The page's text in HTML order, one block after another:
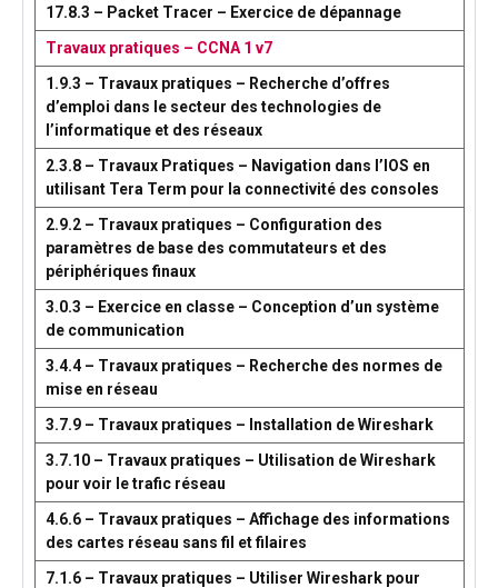
17.8.3 – Packet Tracer – Exercice de dépannage
Travaux pratiques – CCNA 1 v7
1.9.3 – Travaux pratiques – Recherche d’offres
d’emploi dans le secteur des technologies de
l’informatique et des réseaux
2.3.8 – Travaux Pratiques – Navigation dans l’IOS en
utilisant Tera Term pour la connectivité des consoles
2.9.2 – Travaux pratiques – Configuration des
paramètres de base des commutateurs et des
périphériques finaux
3.0.3 – Exercice en classe – Conception d’un système
de communication
3.4.4 – Travaux pratiques – Recherche des normes de
mise en réseau
3.7.9 – Travaux pratiques – Installation de Wireshark
3.7.10 – Travaux pratiques – Utilisation de Wireshark
pour voir le trafic réseau
4.6.6 – Travaux pratiques – Affichage des informations
des cartes réseau sans fil et filaires
7.1.6 – Travaux pratiques – Utiliser Wireshark pour